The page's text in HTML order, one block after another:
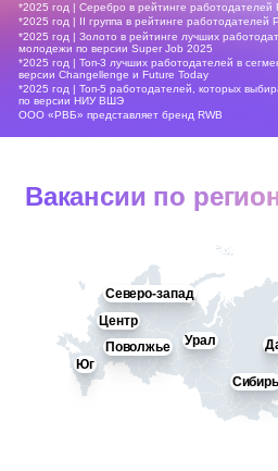
*2025 год | Серебро в рейтинге работодателей
*2025 год | II группа в рейтинге работодателей
*2025 год | Золото в рейтинге лучших
молодежи по версии Super Job 2025
*2025 год | Топ-3 лучших работодателей в
версии Changellenge и Future Today
*2025 год | Топ-5 работодателей, которых
по версии НИУ ВШЭ
ООО «РВБ» представляет бренд RWB
Вакансии по
Северо-запад
Центр
Урал
Поволжье
Юг
Сибирь